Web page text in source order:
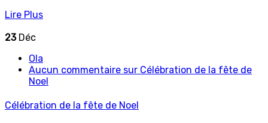
Lire Plus
23 Déc
Ola
Aucun commentaire sur Célébration de la fête de
Noel
Célébration de la fête de Noel